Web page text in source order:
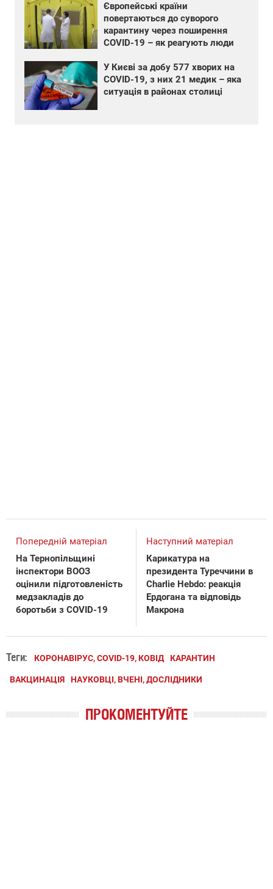
Європейські країни
повертаються до суворого
карантину через поширення
COVID-19 – як реагують люди
У Києві за добу 577 хворих на
COVID-19, з них 21 медик – яка
ситуація в районах столиці
Попередній матеріал
На Тернопільщині
інспектори ВООЗ
оцінили підготовленість
медзакладів до
боротьби з COVID-19
Наступний матеріал
Карикатура на
президента Туреччини в
Charlie Hebdo: реакція
Ердогана та відповідь
Макрона
Теги: КОРОНАВІРУС, COVID-19, КОВІД КАРАНТИН
ВАКЦИНАЦІЯ НАУКОВЦІ, ВЧЕНІ, ДОСЛІДНИКИ
ПРОКОМЕНТУЙТЕ